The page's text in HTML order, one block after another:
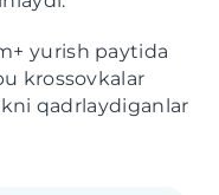
yurish paytida
krossovkalar
qadrlaydiganlar